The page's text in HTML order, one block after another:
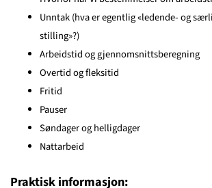
Unntak (hva er egentlig «ledende- og
stilling»?)
Arbeidstid og gjennomsnittsberegning
Overtid og fleksitid
Fritid
Pauser
Søndager og helligdager
Nattarbeid
Praktisk informasjon: